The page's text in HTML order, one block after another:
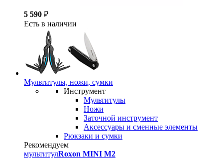
5 590 ₽
Есть в наличии
Мультитулы, ножи, сумки
Инструмент
Мультитулы
Ножи
Заточной инструмент
Аксессуары и сменные элементы
Рюкзаки и сумки
Рекомендуем
мультитулRoxon MINI M2